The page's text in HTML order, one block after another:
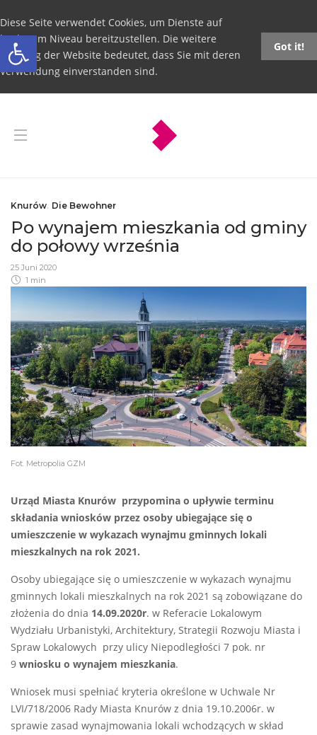
Open toolbar
Diese Seite verwendet Cookies, um Dienste auf
höchstem Niveau bereitzustellen. Die weitere
Nutzung der Website bedeutet, dass Sie mit deren
Verwendung einverstanden sind.
Got it!
Knurów, Die Bewohner
Po wynajem mieszkania od gminy
do połowy września
25 Juni 2020
1 min
Fot. Metropolia GZM
Urząd Miasta Knurów przypomina o upływie terminu
składania wniosków przez osoby ubiegające się o
umieszczenie w wykazach wynajmu gminnych lokali
mieszkalnych na rok 2021.
Osoby ubiegające się o umieszczenie w wykazach wynajmu
gminnych lokali mieszkalnych na rok 2021 są zobowiązane do
złożenia do dnia 14.09.2020r. w Referacie Lokalowym
Wydziału Urbanistyki, Architektury, Strategii Rozwoju Miasta i
Spraw Lokalowych przy ulicy Niepodległości 7 pok. nr
9 wniosku o wynajem mieszkania.
Wniosek musi spełniać kryteria określone w Uchwale Nr
LVI/718/2006 Rady Miasta Knurów z dnia 19.10.2006r. w
sprawie zasad wynajmowania lokali wchodzących w skład